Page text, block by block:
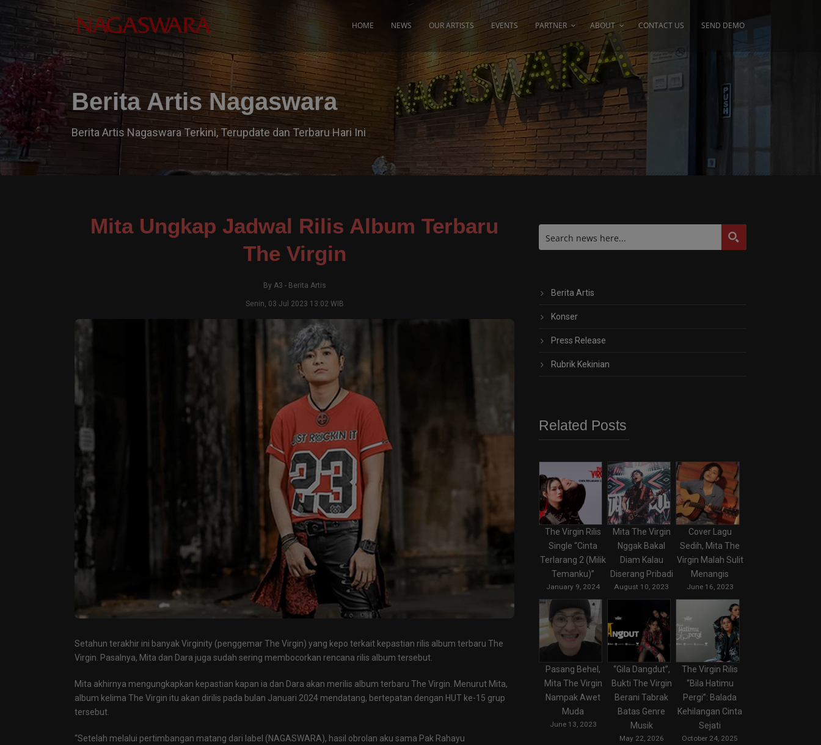
HOME NEWS OUR ARTISTS EVENTS PARTNER ABOUT CONTACT US SEND DEMO
Berita Artis Nagaswara
Berita Artis Nagaswara Terkini, Terupdate dan Terbaru Hari Ini
Mita Ungkap Jadwal Rilis Album Terbaru
The Virgin
By A3 - Berita Artis
Senin, 03 Jul 2023 13:02 WIB
Setahun terakhir ini banyak Virginity (penggemar The Virgin) yang kepo terkait kepastian rilis album terbaru The
Virgin. Pasalnya, Mita dan Dara juga sudah sering membocorkan rencana rilis album tersebut.
Mita akhirnya mengungkapkan kepastian kapan ia dan Dara akan merilis album terbaru The Virgin. Menurut Mita,
album kelima The Virgin itu akan dirilis pada bulan Januari 2024 mendatang, bertepatan dengan HUT ke-15 grup
tersebut.
“Setelah melalui pertimbangan matang dari label (NAGASWARA), hasil obrolan aku sama Pak Rahayu
Berita Artis
Konser
Press Release
Rubrik Kekinian
Related Posts
The Virgin Rilis
Single “Cinta
Terlarang 2 (Milik
Temanku)”
January 9, 2024
Mita The Virgin
Nggak Bakal
Diam Kalau
Diserang Pribadi
August 10, 2023
Cover Lagu
Sedih, Mita The
Virgin Malah Sulit
Menangis
June 16, 2023
Pasang Behel,
Mita The Virgin
Nampak Awet
Muda
June 13, 2023
“Gila Dangdut”,
Bukti The Virgin
Berani Tabrak
Batas Genre
Musik
May 22, 2026
The Virgin Rilis
“Bila Hatimu
Pergi”: Balada
Kehilangan Cinta
Sejati
October 24, 2025
modal-check